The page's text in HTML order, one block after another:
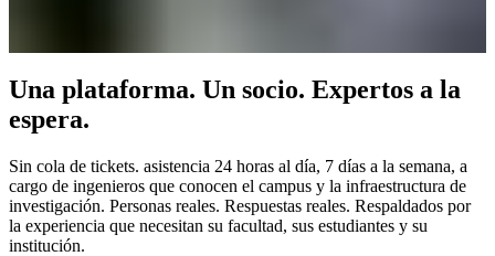
Una plataforma. Un socio. Expertos a la
espera.
Sin cola de tickets. asistencia 24 horas al día, 7 días a la semana, a
cargo de ingenieros que conocen el campus y la infraestructura de
investigación. Personas reales. Respuestas reales. Respaldados por
la experiencia que necesitan su facultad, sus estudiantes y su
institución.